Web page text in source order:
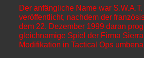
Der anfängliche Name war
veröffentlicht, nachdem der
dem 22. Dezember 1999 daran
gleichnamige Spiel der Firma
Modifikation in Tactical Ops